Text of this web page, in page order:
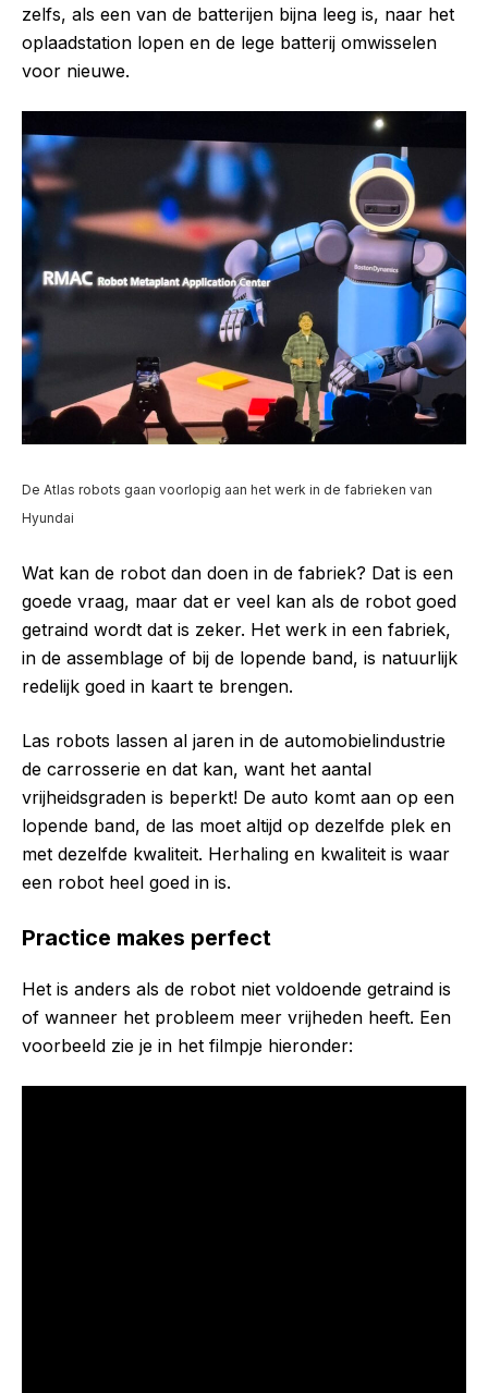
zelfs, als een van de batterijen bijna leeg is, naar het
oplaadstation lopen en de lege batterij omwisselen
voor nieuwe.
De Atlas robots gaan voorlopig aan het werk in de fabrieken van
Hyundai
Wat kan de robot dan doen in de fabriek? Dat is een
goede vraag, maar dat er veel kan als de robot goed
getraind wordt dat is zeker. Het werk in een fabriek,
in de assemblage of bij de lopende band, is natuurlijk
redelijk goed in kaart te brengen.
Las robots lassen al jaren in de automobielindustrie
de carrosserie en dat kan, want het aantal
vrijheidsgraden is beperkt! De auto komt aan op een
lopende band, de las moet altijd op dezelfde plek en
met dezelfde kwaliteit. Herhaling en kwaliteit is waar
een robot heel goed in is.
Practice makes perfect
Het is anders als de robot niet voldoende getraind is
of wanneer het probleem meer vrijheden heeft. Een
voorbeeld zie je in het filmpje hieronder: